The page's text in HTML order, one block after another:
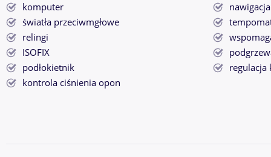
komputer
światła przeciwmgłowe
relingi
ISOFIX
podłokietnik
regulacja
kontrola ciśnienia opon